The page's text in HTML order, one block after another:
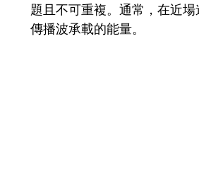
題且不可重複。通常，在近
傳播波承載的能量。